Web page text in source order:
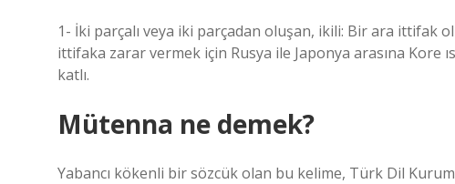
1- İki parçalı veya iki parçadan oluşan, ikili: Bir ara ittifak
ittifaka zarar vermek için Rusya ile Japonya arasına Kore
katlı.
Mütenna ne demek?
Yabancı kökenli bir sözcük olan bu kelime, Türk Dil